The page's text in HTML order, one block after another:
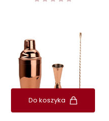
Do koszyka